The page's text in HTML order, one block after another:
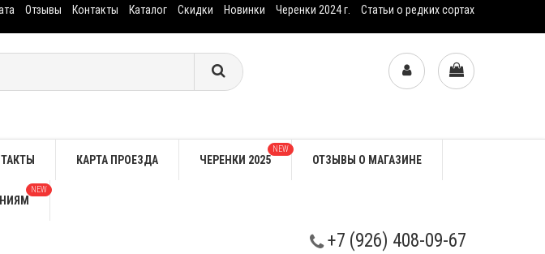
Отзывы Контакты Каталог Скидки Новинки Черенки 2024 г. Статьи о редких сортах
КАРТА ПРОЕЗДА ЧЕРЕНКИ 2025
NEW
ОТЗЫВЫ О МАГАЗИНЕ
NEW
+7 (926) 408-09-67